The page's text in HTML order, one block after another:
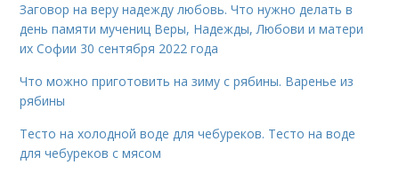
Заговор на веру надежду любовь. Что нужно делать в
день памяти мучениц Веры, Надежды, Любови и матери
их Софии 30 сентября 2022 года
Что можно приготовить на зиму с рябины. Варенье из
рябины
Тесто на холодной воде для чебуреков. Тесто на воде
для чебуреков с мясом